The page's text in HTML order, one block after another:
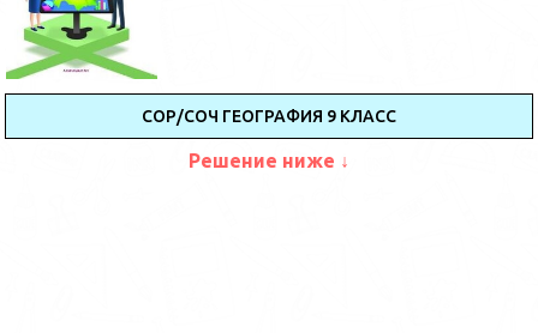
СОР/СОЧ ГЕОГРАФИЯ 9 КЛАСС
Решение ниже ↓